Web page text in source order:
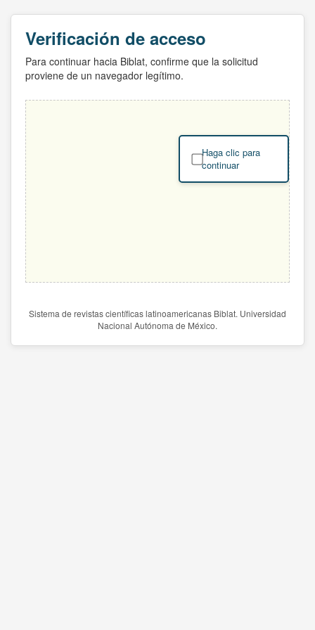
Verificación de acceso
Para continuar hacia Biblat, confirme que la solicitud
proviene de un navegador legítimo.
Haga clic para
continuar
Sistema de revistas científicas latinoamericanas Biblat. Universidad
Nacional Autónoma de México.